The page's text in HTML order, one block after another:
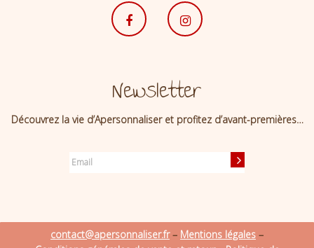
Newsletter
Découvrez la vie d’Apersonnaliser et profitez d’avant-premières…
contact@apersonnaliser.fr– Mentions légales –